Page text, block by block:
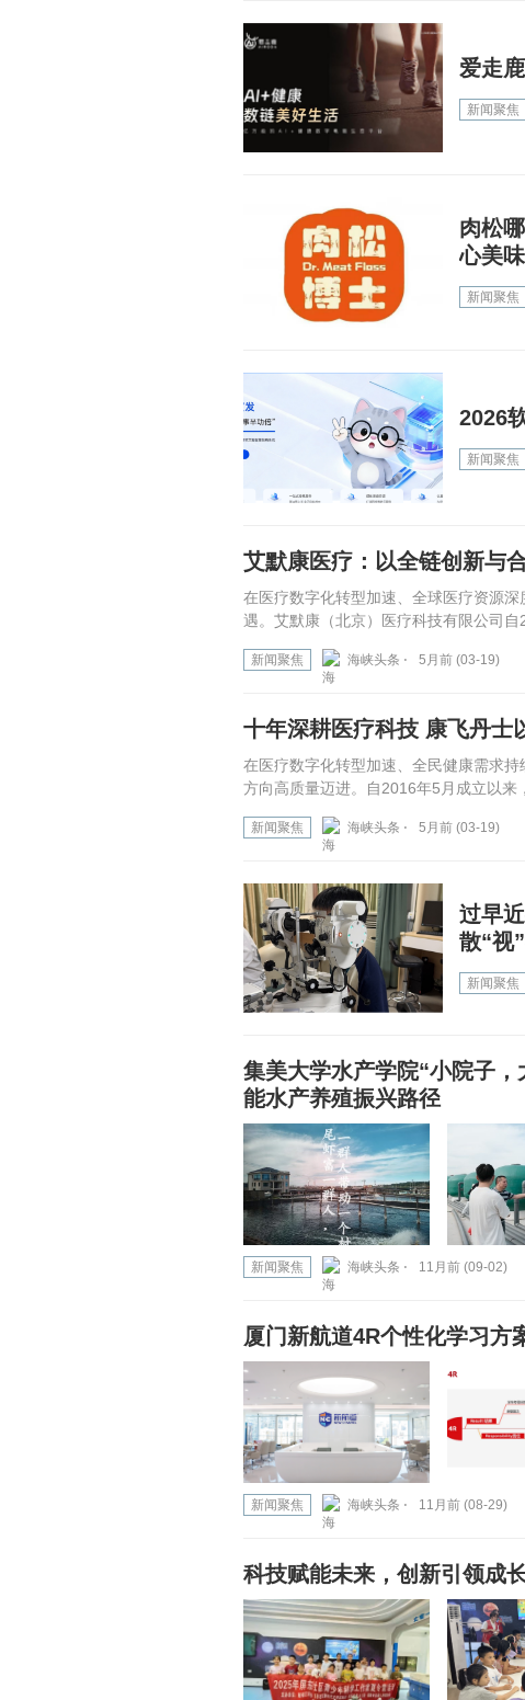
爱走
新闻聚焦
肉松
心美味
新闻聚焦
2026
新闻聚焦
艾默康医疗：以全链创新与
在医疗数字化转型加速、全球医疗资源
遇。艾默康（北京）医疗科技有限公司
新闻聚焦 海峡头条 ⋅ 5月前 (03-19)
十年深耕医疗科技 康飞丹士
在医疗数字化转型加速、全民健康需求
方向高质量迈进。自2016年5月成立以来
新闻聚焦 海峡头条 ⋅ 5月前 (03-19)
过早
散“视
新闻聚焦
集美大学水产学院“小院子
能水产养殖振兴路径
新闻聚焦 海峡头条 ⋅ 11月前 (09-02)
厦门新航道4R个性化学习方
新闻聚焦 海峡头条 ⋅ 11月前 (08-29)
科技赋能未来，创新引领成